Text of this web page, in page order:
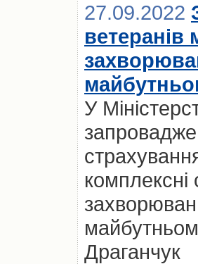
27.09.2022
ветеранів
У
Драганчук